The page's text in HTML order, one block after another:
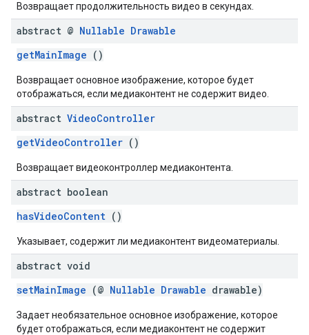
Возвращает продолжительность видео в секундах.
abstract @ Nullable Drawable
getMainImage ()
Возвращает основное изображение, которое будет
отображаться, если медиаконтент не содержит видео.
abstract VideoController
getVideoController ()
Возвращает видеоконтроллер медиаконтента.
abstract boolean
hasVideoContent ()
Указывает, содержит ли медиаконтент видеоматериалы.
abstract void
setMainImage (@ Nullable Drawable drawable)
Задает необязательное основное изображение, которое
будет отображаться, если медиаконтент не содержит